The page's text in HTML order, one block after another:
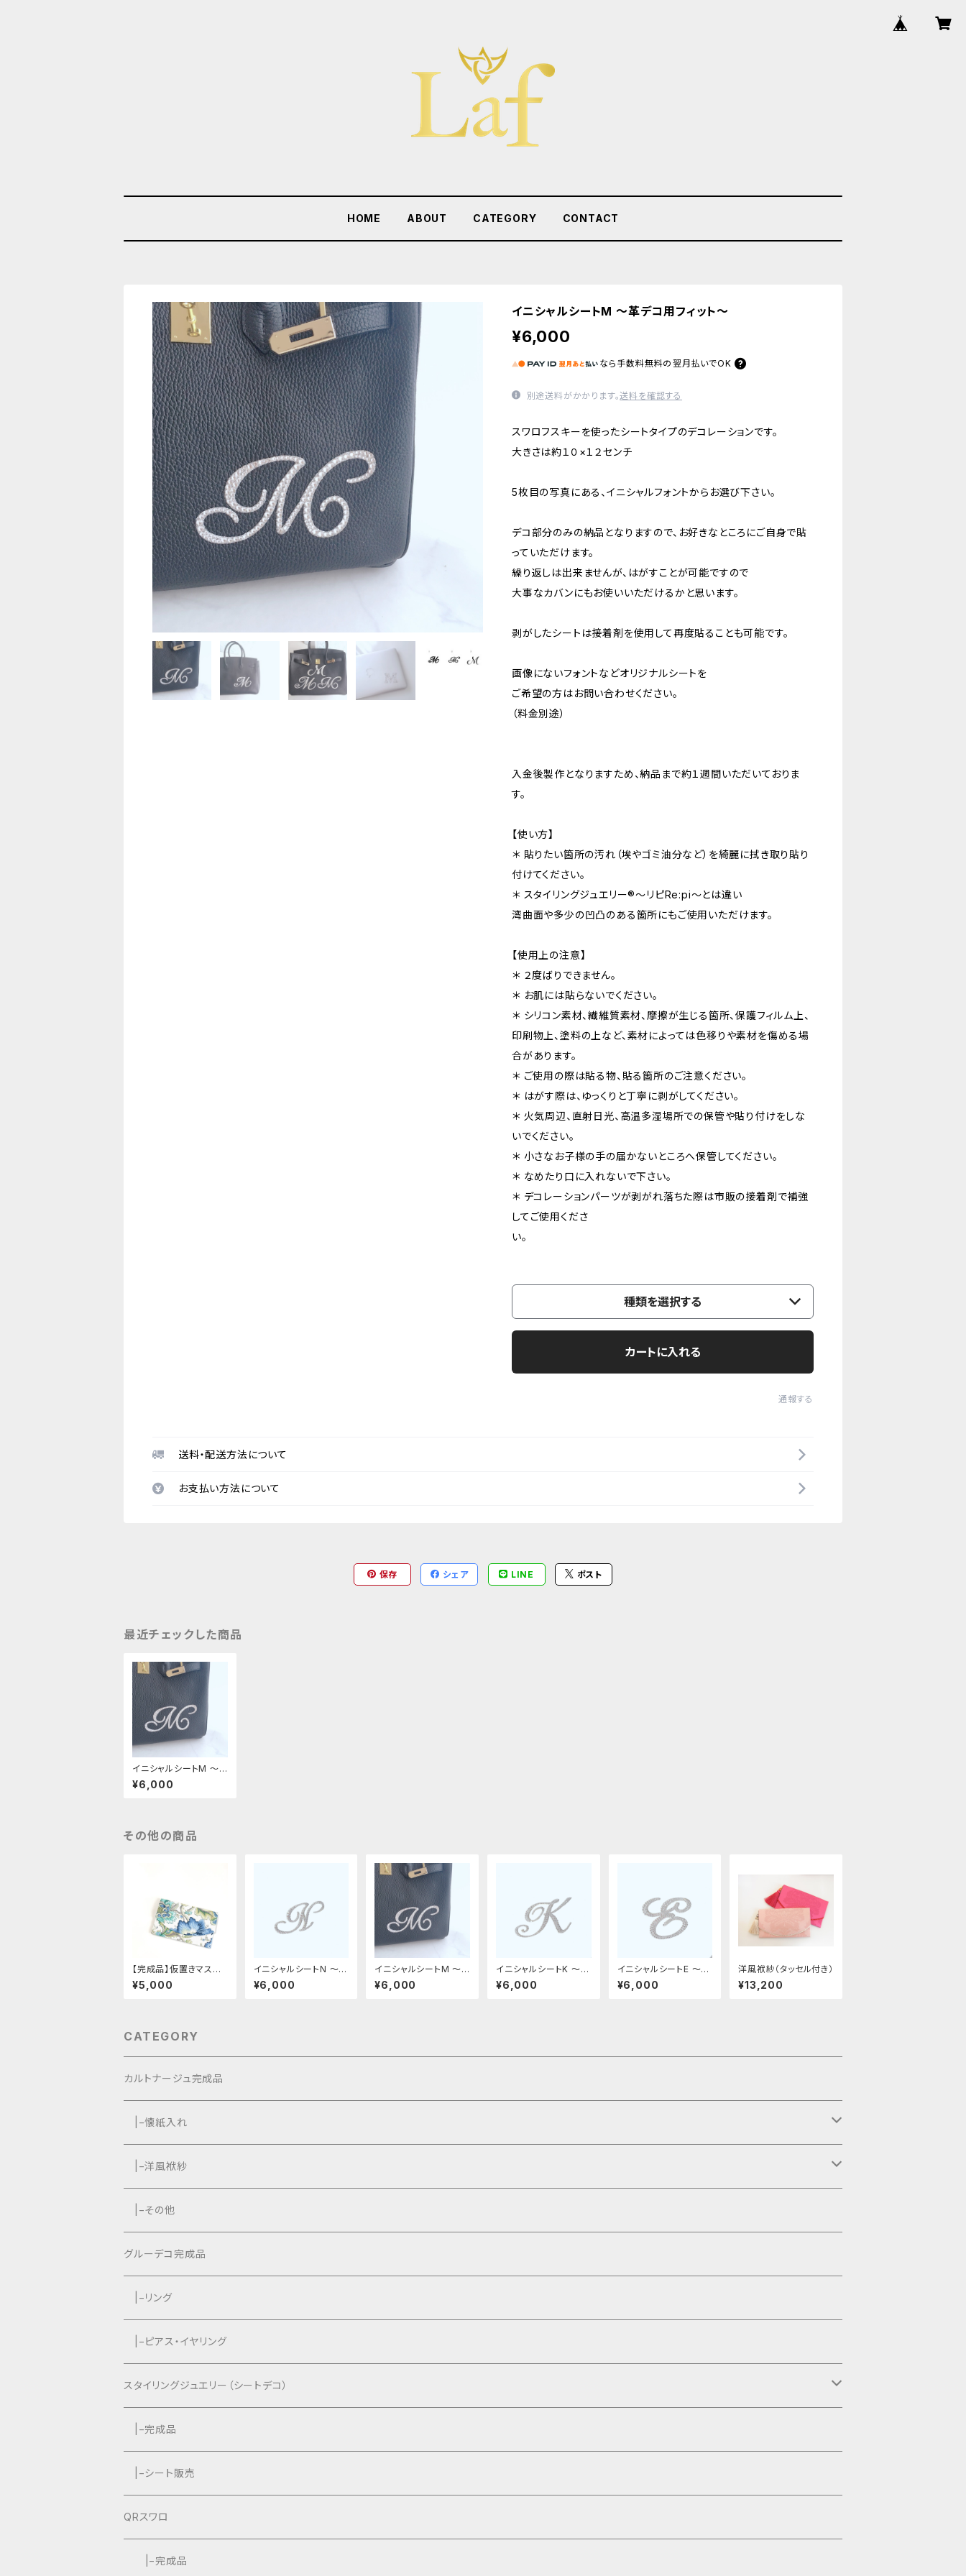
HOME ABOUT CATEGORY CONTACT
イニシャルシートM 〜革デコ用フィット〜
¥6,000
なら 手数料無料の 翌月払いでOK
別途送料がかかります。送料を確認する
スワロフスキーを使ったシートタイプのデコレーションです。
大きさは約１０×１２センチ
5枚目の写真にある、イニシャルフォントからお選び下さい。
デコ部分のみの納品となりますので、お好きなところにご自身で貼
っていただけます。
繰り返しは出来ませんが、はがすことが可能ですので
大事なカバンにもお使いいただけるかと思います。
剥がしたシートは接着剤を使用して再度貼ることも可能です。
画像にないフォントなどオリジナルシートを
ご希望の方はお問い合わせください。
（料金別途）
入金後製作となりますため、納品まで約１週間いただいておりま
す。
【使い方】
＊ 貼りたい箇所の汚れ（埃やゴミ油分など）を綺麗に拭き取り貼り
付けてください。
＊ スタイリングジュエリー®︎〜リピRe:pi〜とは違い
湾曲面や多少の凹凸のある箇所にもご使用いただけます。
【使用上の注意】
＊ ２度ばりできません。
＊ お肌には貼らないでください。
＊ シリコン素材、繊維質素材、摩擦が生じる箇所、保護フィルム上、
印刷物上、塗料の上など、素材によっては色移りや素材を傷める場
合があります。
＊ ご使用の際は貼る物、貼る箇所のご注意ください。
＊ はがす際は、ゆっくりと丁寧に剥がしてください。
＊ 火気周辺、直射日光、高温多湿場所での保管や貼り付けをしな
いでください。
＊ 小さなお子様の手の届かないところへ保管してください。
＊ なめたり口に入れないで下さい。
＊ デコレーションパーツが剥がれ落ちた際は市販の接着剤で補強
してご使用くださ
い。
種類を選択する
カートに入れる
通報する
送料・配送方法について
お支払い方法について
保存 シェア LINE ポスト
最近チェックした商品
イニシャルシートM 〜
革デコ用フィット〜
¥6,000
その他の商品
【完成品】仮置きマスク
ケース・花柄
¥5,000
イニシャルシートN 〜革
デコ用フィット〜
¥6,000
イニシャルシートM 〜
革デコ用フィット〜
¥6,000
イニシャルシートK 〜革
デコ用フィット〜
¥6,000
イニシャルシートE 〜革
デコ用フィット〜
¥6,000
洋風袱紗（タッセル付き）
¥13,200
CATEGORY
カルトナージュ完成品
|−懐紙入れ
|−タッセル付き
|−タッセルなし
|−洋風袱紗
|−タッセル付き
|−タッセルなし
|−その他
グルーデコ完成品
|−リング
|−ピアス・イヤリング
スタイリングジュエリー（シートデコ）
数秘＆カラー®︎コラボ作品
|−完成品
|−シート販売
QRスワロ
|−完成品